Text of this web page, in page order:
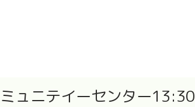
ュニテイーセンター13:30